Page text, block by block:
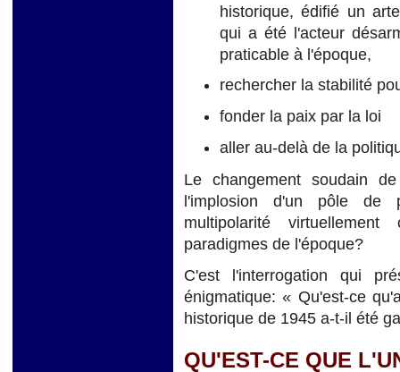
historique, édifié un
qui a été l'acteur
praticable à l'époque,
rechercher la stabilité
fonder la paix par la loi
aller au-delà de la
Le changement soudain
l'implosion d'un pôle de
multipolarité
paradigmes de l'époque?
C'est l'interrogation qui
énigmatique: « Qu'est-ce
historique de 1945 a-t-il été
QU'EST-CE QUE